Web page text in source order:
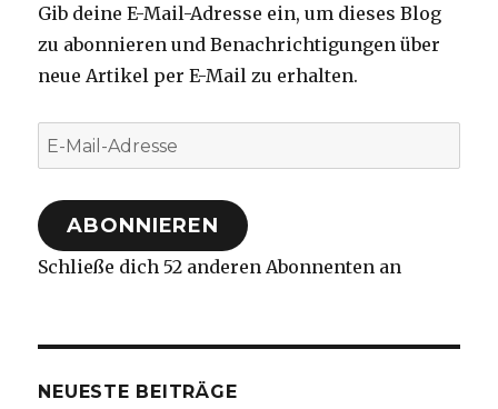
Gib deine E-Mail-Adresse ein, um dieses Blog
zu abonnieren und Benachrichtigungen über
neue Artikel per E-Mail zu erhalten.
E-
Mail-
Adresse
ABONNIEREN
Schließe dich 52 anderen Abonnenten an
NEUESTE BEITRÄGE